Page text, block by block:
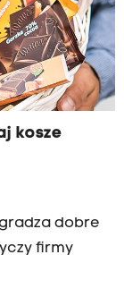
kosze
dobre